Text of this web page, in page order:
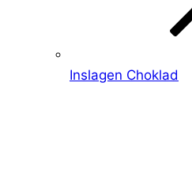
Inslagen Choklad